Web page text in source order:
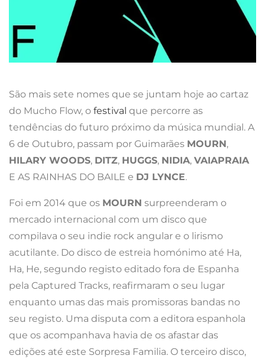
São mais sete nomes que se juntam hoje ao cartaz
do Mucho Flow, o festival que percorre as
tendências do futuro próximo da música mundial. A
6 de Outubro, passam por Guimarães MOURN,
HILARY WOODS, DITZ, HUGGS, NIDIA, VAIAPRAIA
E AS RAINHAS DO BAILE e DJ LYNCE.
Foi em 2014 que os MOURN surpreenderam o
mercado internacional com um disco que
compilava o seu indie rock angular e o lirismo
acutilante. Do disco de estreia homónimo até Ha,
Ha, He, segundo registo editado fora de Espanha
pela Captured Tracks, reafirmaram o seu lugar
enquanto umas das mais promissoras bandas no
seu registo. Uma disputa com a editora espanhola
que os acompanhava havia de os afastar das
edições até este Sorpresa Familia. O terceiro disco,